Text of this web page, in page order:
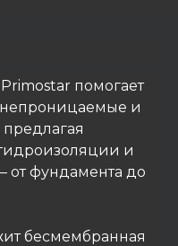
помогает
и
и
от фундамента до
бесмембранная